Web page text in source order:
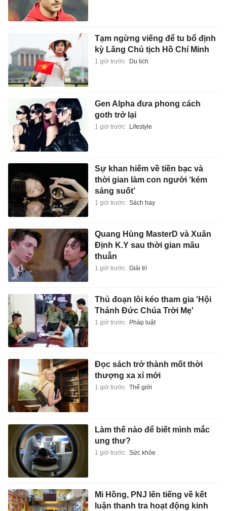
Tạm ngừng viếng để tu bổ định
kỳ Lăng Chủ tịch Hồ Chí Minh
1 giờ trước Du lịch
Gen Alpha đưa phong cách
goth trở lại
1 giờ trước Lifestyle
Sự khan hiếm về tiền bạc và
thời gian làm con người ‘kém
sáng suốt’
1 giờ trước Sách hay
Quang Hùng MasterD và Xuân
Định K.Y sau thời gian mâu
thuẫn
1 giờ trước Giải trí
Thủ đoạn lôi kéo tham gia 'Hội
Thánh Đức Chúa Trời Mẹ'
1 giờ trước Pháp luật
Đọc sách trở thành mốt thời
thượng xa xỉ mới
1 giờ trước Thế giới
Làm thế nào để biết mình mắc
ung thư?
1 giờ trước Sức khỏe
Mi Hồng, PNJ lên tiếng về kết
luận thanh tra hoạt động kinh